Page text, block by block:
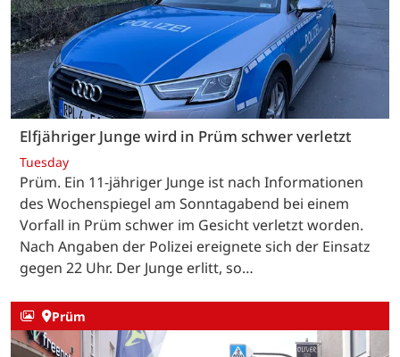
Elfjähriger Junge wird in Prüm schwer verletzt
Tuesday
Prüm. Ein 11-jähriger Junge ist nach Informationen
des Wochenspiegel am Sonntagabend bei einem
Vorfall in Prüm schwer im Gesicht verletzt worden.
Nach Angaben der Polizei ereignete sich der Einsatz
gegen 22 Uhr. Der Junge erlitt, so…
Prüm